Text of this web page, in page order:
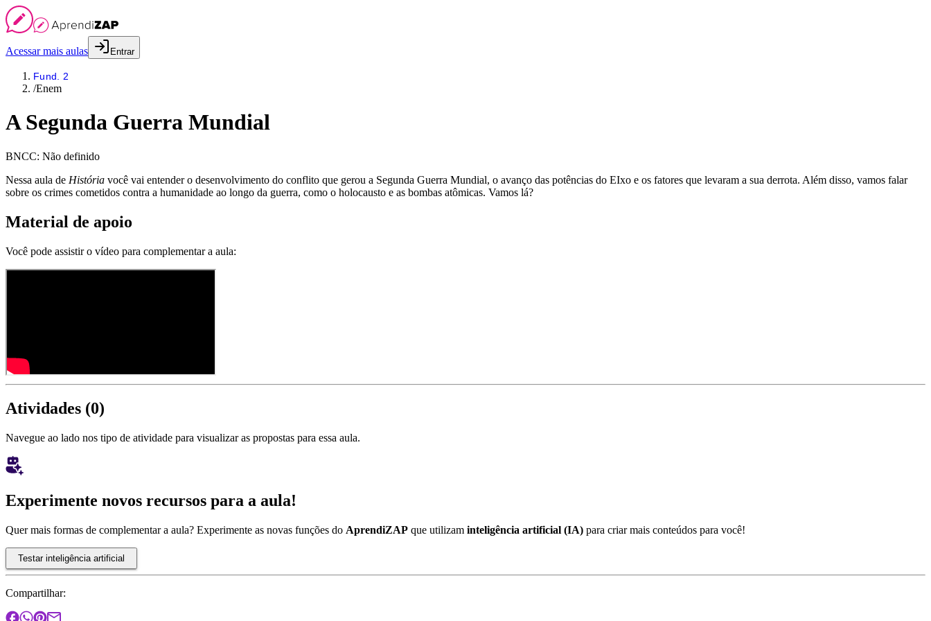
Acessar mais aulas Entrar
Fund. 2
/Enem
A Segunda Guerra Mundial
BNCC: Não definido
Nessa aula de História você vai entender o desenvolvimento do conflito que gerou a Segunda Guerra Mundial, o avanço das potências do EIxo e os fatores que levaram a sua derrota. Além disso, vamos falar
sobre os crimes cometidos contra a humanidade ao longo da guerra, como o holocausto e as bombas atômicas. Vamos lá?
Material de apoio
Você pode assistir o vídeo para complementar a aula:
Atividades (0)
Navegue ao lado nos tipo de atividade para visualizar as propostas para essa aula.
Experimente novos recursos para a aula!
Quer mais formas de complementar a aula? Experimente as novas funções do AprendiZAP que utilizam inteligência artificial (IA) para criar mais conteúdos para você!
Testar inteligência artificial
Compartilhar: